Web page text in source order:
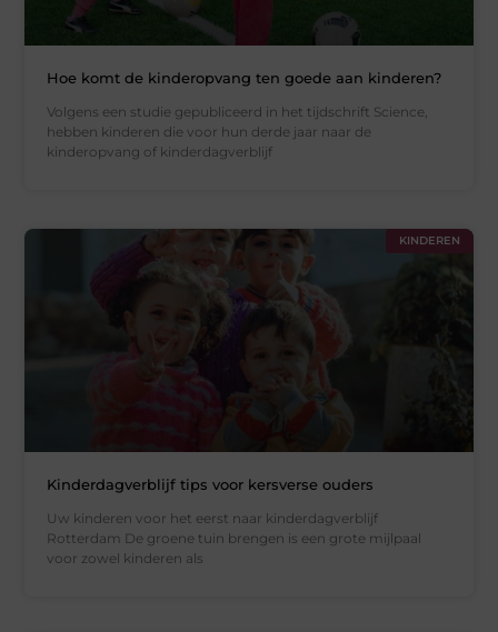
Hoe komt de kinderopvang ten goede aan kinderen?
Volgens een studie gepubliceerd in het tijdschrift Science,
hebben kinderen die voor hun derde jaar naar de
kinderopvang of kinderdagverblijf
KINDEREN
Kinderdagverblijf tips voor kersverse ouders
Uw kinderen voor het eerst naar kinderdagverblijf
Rotterdam De groene tuin brengen is een grote mijlpaal
voor zowel kinderen als